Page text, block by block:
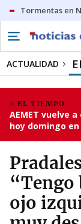
Tormentas en
ACTUALIDAD
EL TIEMPO
AEMET vuelve
hoy domingo
“Tengo
ojo